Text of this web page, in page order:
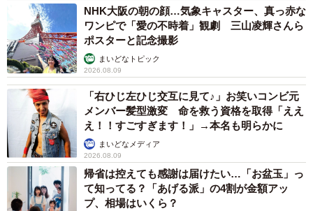
NHK大阪の朝の顔…気象キャスター、真っ赤な
ワンピで「愛の不時着」観劇 三山凌輝さんら
ポスターと記念撮影
まいどなトピック
2026.08.09
「右ひじ左ひじ交互に見て♪」お笑いコンビ元
メンバー髪型激変 命を救う資格を取得「ええ
え！！すごすぎます！」→本名も明らかに
まいどなメディア
2026.08.09
帰省は控えても感謝は届けたい…「お盆玉」っ
て知ってる？「あげる派」の4割が金額アッ
プ、相場はいくら？